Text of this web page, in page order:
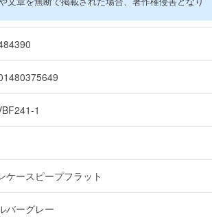
1
ケースピープフラット
バーグレー